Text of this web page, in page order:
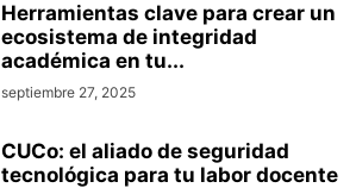
Herramientas clave para crear un
ecosistema de integridad
académica en tu...
septiembre 27, 2025
CUCo: el aliado de seguridad
tecnológica para tu labor docente